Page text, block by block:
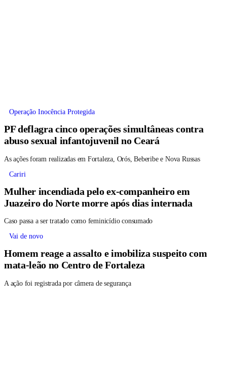
Operação Inocência Protegida
PF deflagra cinco operações simultâneas contra
abuso sexual infantojuvenil no Ceará
As ações foram realizadas em Fortaleza, Orós, Beberibe e Nova Russas
Cariri
Mulher incendiada pelo ex-companheiro em
Juazeiro do Norte morre após dias internada
Caso passa a ser tratado como feminicídio consumado
Vai de novo
Homem reage a assalto e imobiliza suspeito com
mata-leão no Centro de Fortaleza
A ação foi registrada por câmera de segurança